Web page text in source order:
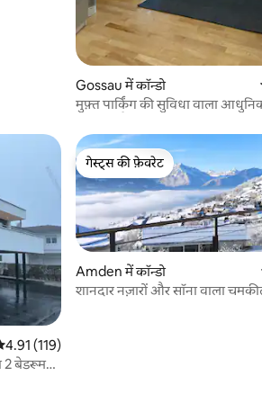
Gossau में कॉन्डो
मुफ़्त पार्किंग की सुविधा वाला
रेटिंग 5 में से 4.91, 119 समीक्षाएँ
4.91 (119)
2 बेडरूम
गेस्ट्स की फ़ेवरेट
गेस्ट्स की फ़ेवरेट
Amden में कॉन्डो
शानदार नज़ारों और सॉना वाला